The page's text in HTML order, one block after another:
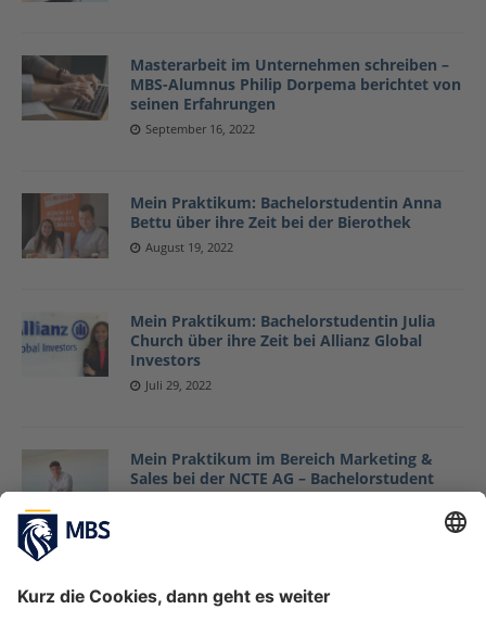
Masterarbeit im Unternehmen schreiben –
MBS-Alumnus Philip Dorpema berichtet von
seinen Erfahrungen
September 16, 2022
Mein Praktikum: Bachelorstudentin Anna
Bettu über ihre Zeit bei der Bierothek
August 19, 2022
Mein Praktikum: Bachelorstudentin Julia
Church über ihre Zeit bei Allianz Global
Investors
Juli 29, 2022
Mein Praktikum im Bereich Marketing &
Sales bei der NCTE AG – Bachelorstudent
Lucas Reischl berichtet
Arbeiten mit und bei EY: MBS-Alumni